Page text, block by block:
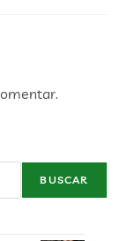
BUSCAR